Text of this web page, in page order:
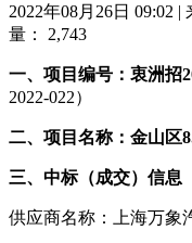
2022年08月26日 09:02 |
量： 2,743
一、项目编号：衷洲招
2022-022）
二、项目名称：金山区
三、中标（成交）信息
供应商名称：上海万象